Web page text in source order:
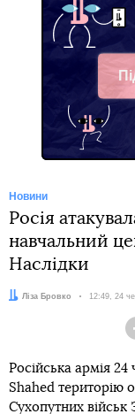
Новини
Росія
навчальний
Наслідки
Автор:
Ліза Бровко Дата:
12:49, 24
Російська армія
Shahed територію
Сухопутних військ